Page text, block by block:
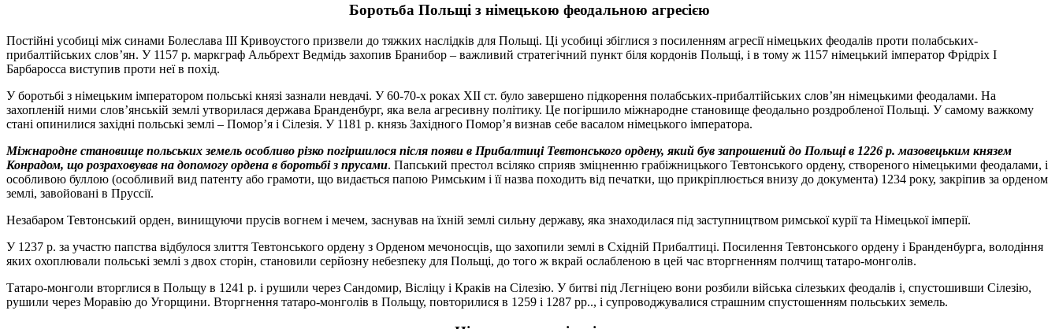
Боротьба Польщі з німецькою феодальною агресією
Постійні усобиці між синами Болеслава III Кривоустого призвели до тяжких наслідків для Польщі. Ці усобиці збіглися з посиленням агресії німецьких феодалів проти полабських-
прибалтійських слов’ян. У 1157 р. маркграф Альбрехт Ведмідь захопив Бранибор – важливий стратегічний пункт біля кордонів Польщі, і в тому ж 1157 німецький імператор Фрідріх I
Барбаросса виступив проти неї в похід.
У боротьбі з німецьким імператором польські князі зазнали невдачі. У 60-70-х роках XII ст. було завершено підкорення полабських-прибалтійських слов’ян німецькими феодалами. На
захопленій ними слов’янській землі утворилася держава Бранденбург, яка вела агресивну політику. Це погіршило міжнародне становище феодально роздробленої Польщі. У самому важкому
стані опинилися західні польські землі – Помор’я і Сілезія. У 1181 р. князь Західного Помор’я визнав себе васалом німецького імператора.
Міжнародне становище польських земель особливо різко погіршилося після появи в Прибалтиці Тевтонського ордену, який був запрошений до Польщі в 1226 р. мазовецьким князем
Конрадом, що розраховував на допомогу ордена в боротьбі з прусами. Папський престол всіляко сприяв зміцненню грабіжницького Тевтонського ордену, створеного німецькими феодалами, і
особливою буллою (особливий вид патенту або грамоти, що видається папою Римським і її назва походить від печатки, що прикріплюється внизу до документа) 1234 року, закріпив за орденом
землі, завойовані в Пруссії.
Незабаром Тевтонський орден, винищуючи прусів вогнем і мечем, заснував на їхній землі сильну державу, яка знаходилася під заступництвом римської курії та Німецької імперії.
У 1237 р. за участю папства відбулося злиття Тевтонського ордену з Орденом мечоносців, що захопили землі в Східній Прибалтиці. Посилення Тевтонського ордену і Бранденбурга, володіння
яких охоплювали польські землі з двох сторін, становили серйозну небезпеку для Польщі, до того ж вкрай ослабленою в цей час вторгненням полчищ татаро-монголів.
Татаро-монголи вторглися в Польщу в 1241 р. і рушили через Сандомир, Вісліцу і Краків на Сілезію. У битві під Лєгніцею вони розбили війська сілезьких феодалів і, спустошивши Сілезію,
рушили через Моравію до Угорщини. Вторгнення татаро-монголів в Польщу, повторилися в 1259 і 1287 рр.., і супроводжувалися страшним спустошенням польських земель.